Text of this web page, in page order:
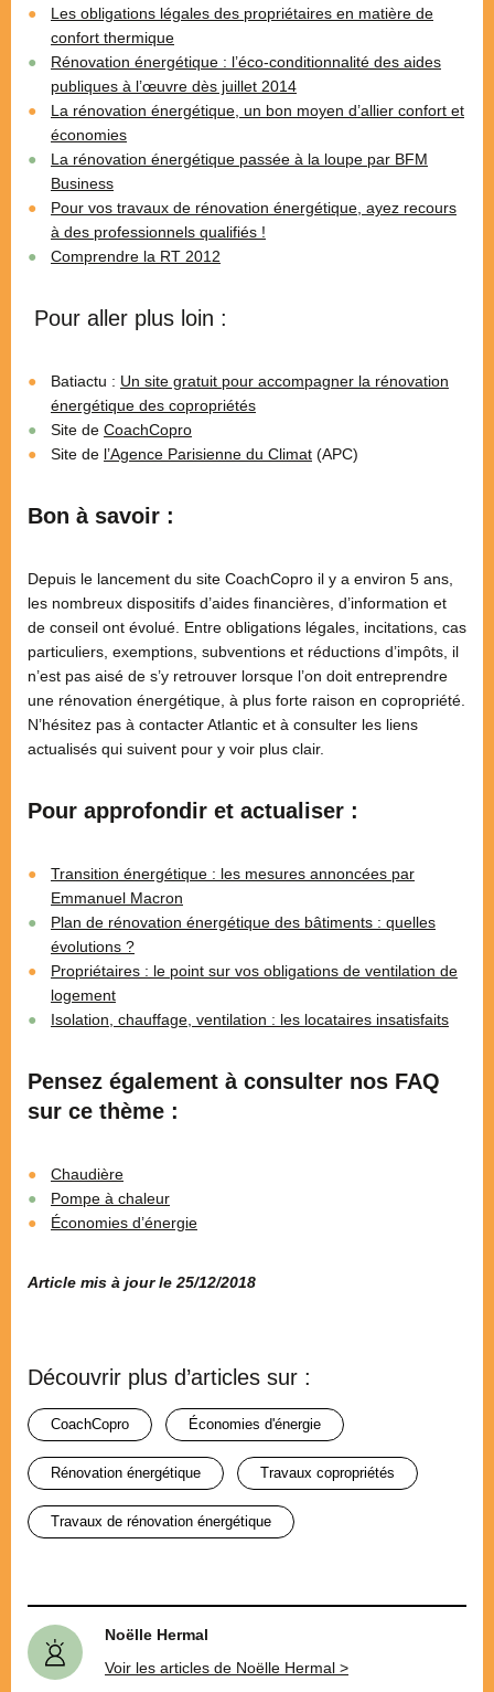
Les obligations légales des propriétaires en matière de
confort thermique
Rénovation énergétique : l’éco-conditionnalité des aides
publiques à l’œuvre dès juillet 2014
La rénovation énergétique, un bon moyen d’allier confort et
économies
La rénovation énergétique passée à la loupe par BFM
Business
Pour vos travaux de rénovation énergétique, ayez recours
à des professionnels qualifiés !
Comprendre la RT 2012
Pour aller plus loin :
Batiactu : Un site gratuit pour accompagner la rénovation
énergétique des copropriétés
Site de CoachCopro
Site de l’Agence Parisienne du Climat (APC)
Bon à savoir :
Depuis le lancement du site CoachCopro il y a environ 5 ans,
les nombreux dispositifs d’aides financières, d’information et
de conseil ont évolué. Entre obligations légales, incitations, cas
particuliers, exemptions, subventions et réductions d’impôts, il
n’est pas aisé de s’y retrouver lorsque l’on doit entreprendre
une rénovation énergétique, à plus forte raison en copropriété.
N’hésitez pas à contacter Atlantic et à consulter les liens
actualisés qui suivent pour y voir plus clair.
Pour approfondir et actualiser :
Transition énergétique : les mesures annoncées par
Emmanuel Macron
Plan de rénovation énergétique des bâtiments : quelles
évolutions ?
Propriétaires : le point sur vos obligations de ventilation de
logement
Isolation, chauffage, ventilation : les locataires insatisfaits
Pensez également à consulter nos FAQ
sur ce thème :
Chaudière
Pompe à chaleur
Économies d’énergie
Article mis à jour le 25/12/2018
Découvrir plus d’articles sur :
CoachCopro économies d'énergie
rénovation énergétique travaux copropriétés
travaux de rénovation énergétique
Noëlle Hermal
Voir les articles de Noëlle Hermal >